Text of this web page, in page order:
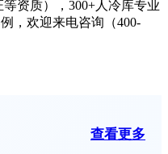
等资质），300+人冷库专业
，欢迎来电咨询（400-
查看更多